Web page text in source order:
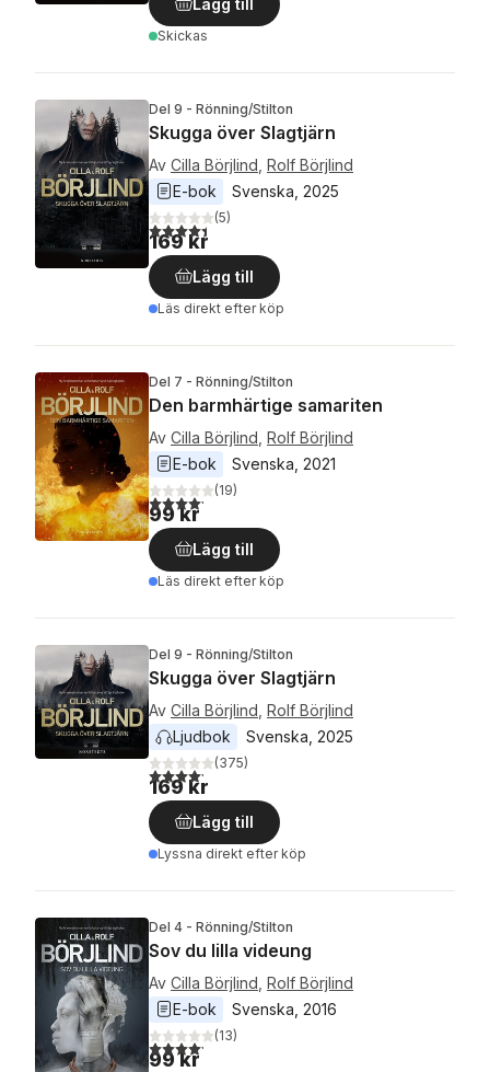
Lägg till
Skickas
Del 9 - Rönning/Stilton
Skugga över Slagtjärn
Av Cilla Börjlind Rolf Börjlind
E-bok
Svenska 2025
4,4utav 5 stjärnor. Totalt antal röster:
(5)
169 kr
Lägg till
Läs direkt efter köp
Del 7 - Rönning/Stilton
Den barmhärtige samariten
Av Cilla Börjlind Rolf Börjlind
E-bok
Svenska 2021
4,2utav 5 stjärnor. Totalt antal röster:
(19)
99 kr
Lägg till
Läs direkt efter köp
Del 9 - Rönning/Stilton
Skugga över Slagtjärn
Av Cilla Börjlind Rolf Börjlind
Ljudbok
Svenska 2025
4,2utav 5 stjärnor. Totalt antal röster:
(375)
169 kr
Lägg till
Lyssna direkt efter köp
Del 4 - Rönning/Stilton
Sov du lilla videung
Av Cilla Börjlind Rolf Börjlind
E-bok
Svenska 2016
4,2utav 5 stjärnor. Totalt antal röster:
(13)
99 kr